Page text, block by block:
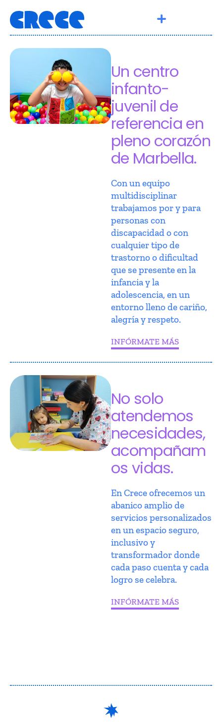
Un centro
infanto-
juvenil de
referencia en
pleno corazón
de Marbella.
Con un equipo
multidisciplinar
trabajamos por y para
personas con
discapacidad o con
cualquier tipo de
trastorno o dificultad
que se presente en la
infancia y la
adolescencia, en un
entorno lleno de cariño,
alegría y respeto.
INFÓRMATE MÁS
No solo
atendemos
necesidades,
acompañam
os vidas.
En Crece ofrecemos un
abanico amplio de
servicios personalizados
en un espacio seguro,
inclusivo y
transformador donde
cada paso cuenta y cada
logro se celebra.
INFÓRMATE MÁS